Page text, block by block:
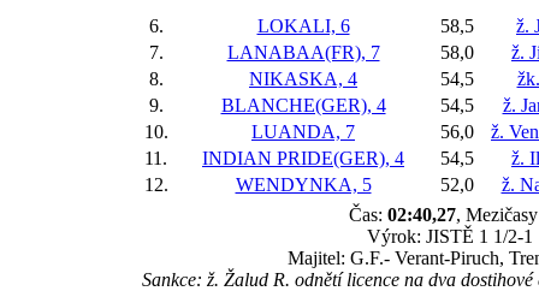
6. LOKALI, 6 58,5
ž.
7.
LANABAA(FR), 7 58,0
ž.
8.
NIKASKA, 4 54,5
9.
BLANCHE(GER), 4 54,5
ž.
10.
LUANDA, 7 56,0
ž.
11.
INDIAN PRIDE(GER), 4 54,5
ž.
12.
WENDYNKA, 5 52,0
ž.
Čas: 02:40,27,
Výrok: JISTĚ 1 1/2-1
Majitel: G.F.- Verant-Piruch,
Sankce: ž. Žalud R. odnětí licence na dva